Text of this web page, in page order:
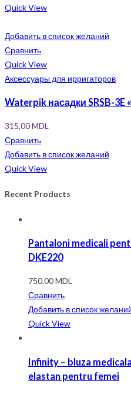
Quick View
Добавить в список желаний
Сравнить
Quick View
Аксессуары для ирригаторов
Waterpik насадки SRSB-3E
315,00MDL
Сравнить
Добавить в список желаний
Quick View
Recent Products
Pantaloni medicali
DKE220
750,00MDL
Сравнить
Добавить в список
Quick View
Infinity – bluza
elastan pentru femei